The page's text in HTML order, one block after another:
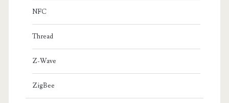
NFC
Thread
Z-Wave
ZigBee